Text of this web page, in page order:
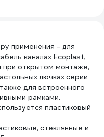
применения - для
каналах Ecoplast,
при открытом монтаже,
лючках серии
для встроенного
рамками.
пластиковый
стеклянные и